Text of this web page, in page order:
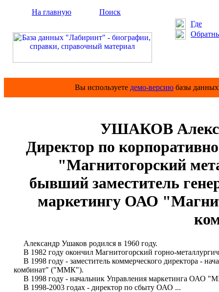
На главную
Поиск
Где
Вы используете демо-версию базы
УШАКОВ
Директор по
"Магнитогорский
бывший заместитель
маркетингу ОАО
Александр Ушаков родился в 1960 году.
В 1982 году окончил Магнитогорский горно-
В 1998 году - заместитель коммерческого директора -
комбинат" ("ММК").
В 1998 году - начальник Управления маркетинга ОАО
В 1998-2003 годах - директор по сбыту ОАО ...